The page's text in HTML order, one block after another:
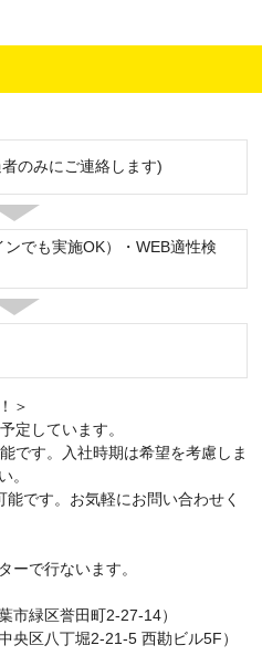
のみにご連絡します)
でも実施OK）・WEB適性検
＞
定しています。
です。入社時期は希望を考慮しま
。
です。お気軽にお問い合わせく
ーで行ないます。
市緑区誉田町2-27-14）
央区八丁堀2-21-5 西勘ビル5F）